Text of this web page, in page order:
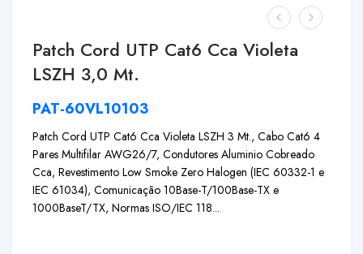
Patch Cord UTP Cat6 Cca Violeta
LSZH 3,0 Mt.
PAT-60VL10103
Patch Cord UTP Cat6 Cca Violeta LSZH 3 Mt., Cabo Cat6 4
Pares Multifilar AWG26/7, Condutores Aluminio Cobreado
Cca, Revestimento Low Smoke Zero Halogen (IEC 60332-1 e
IEC 61034), Comunicação 10Base-T/100Base-TX e
1000BaseT/TX, Normas ISO/IEC 118...